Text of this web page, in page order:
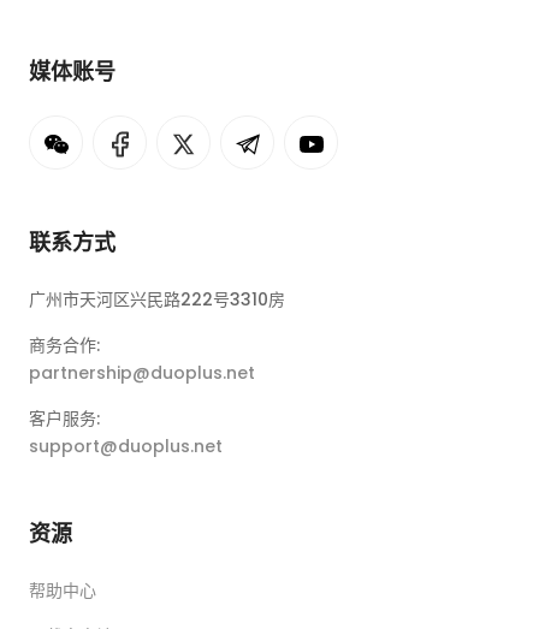
媒体账号
联系方式
广州市天河区兴民路222号3310房
商务合作:
partnership@duoplus.net
客户服务:
support@duoplus.net
资源
帮助中心